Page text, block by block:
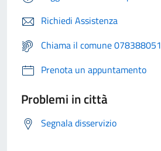
Richiedi Assistenza
Chiama il comune 078388051
Prenota un appuntamento
Problemi in città
Segnala disservizio